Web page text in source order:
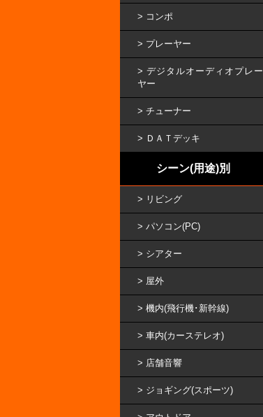
コンポ
プレーヤー
デジタルオーディオプレー
ヤー
チューナー
ＤＡＴデッキ
シーン(用途)別
リビング
パソコン(PC)
シアター
屋外
機内(飛行機･新幹線)
車内(カーステレオ)
店舗音響
ジョギング(スポーツ)